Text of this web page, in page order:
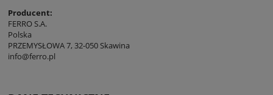
Producent:
FERRO S.A.
Polska
PRZEMYSŁOWA 7, 32-050 Skawina
info@ferro.pl